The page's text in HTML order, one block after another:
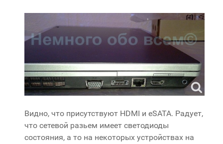
Видно, что присутствуют HDMI и eSATA. Радует,
что сетевой разьем имеет светодиоды
состояния, а то на некоторых устройствах на